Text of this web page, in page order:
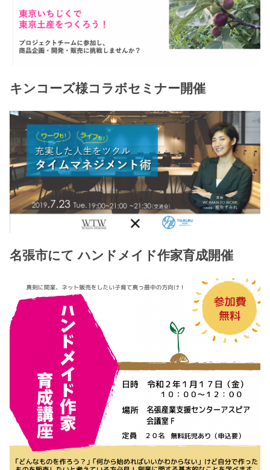
キンコーズ様コラボセミナー開催
名張市にて ハンドメイド作家育成開催